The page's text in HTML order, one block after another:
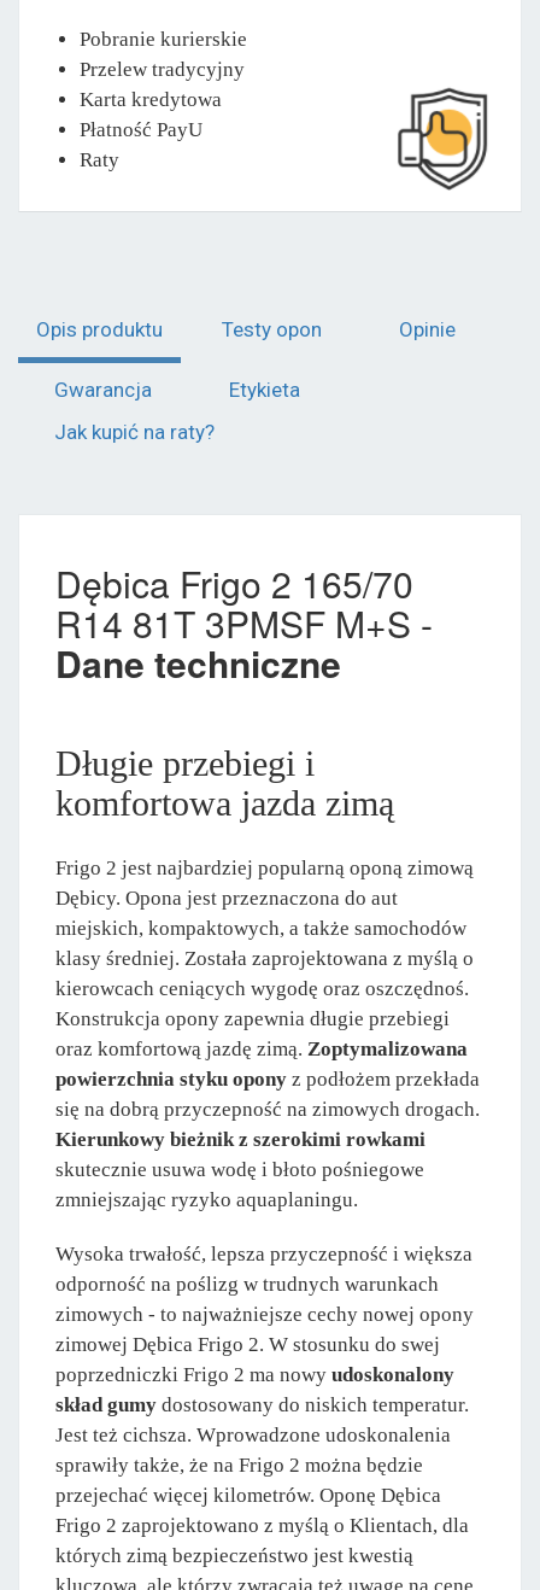
Pobranie kurierskie
Przelew tradycyjny
Karta kredytowa
Płatność PayU
Raty
Opis produktu Testy opon Opinie
Gwarancja
Etykieta
Jak kupić na raty?
Dębica Frigo 2 165/70
R14 81T 3PMSF M+S -
Dane techniczne
Długie przebiegi i
komfortowa jazda zimą
Frigo 2 jest najbardziej popularną oponą zimową
Dębicy. Opona jest przeznaczona do aut
miejskich, kompaktowych, a także samochodów
klasy średniej. Została zaprojektowana z myślą o
kierowcach ceniących wygodę oraz oszczędnoś.
Konstrukcja opony zapewnia długie przebiegi
oraz komfortową jazdę zimą. Zoptymalizowana
powierzchnia styku opony z podłożem przekłada
się na dobrą przyczepność na zimowych drogach.
Kierunkowy bieżnik z szerokimi rowkami
skutecznie usuwa wodę i błoto pośniegowe
zmniejszając ryzyko aquaplaningu.
Wysoka trwałość, lepsza przyczepność i większa
odporność na poślizg w trudnych warunkach
zimowych - to najważniejsze cechy nowej opony
zimowej Dębica Frigo 2. W stosunku do swej
poprzedniczki Frigo 2 ma nowy udoskonalony
skład gumy dostosowany do niskich temperatur.
Jest też cichsza. Wprowadzone udoskonalenia
sprawiły także, że na Frigo 2 można będzie
przejechać więcej kilometrów. Oponę Dębica
Frigo 2 zaprojektowano z myślą o Klientach, dla
których zimą bezpieczeństwo jest kwestią
kluczową, ale którzy zwracają też uwagę na cenę.